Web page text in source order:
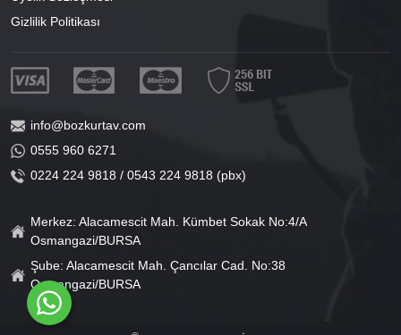
Gizlilik Politikası
info@bozkurtav.com
0555 960 6271
0224 224 9818 / 0543 224 9818 (pbx)
Merkez: Alacamescit Mah. Kümbet Sokak No:4/A
Osmangazi/BURSA
Şube: Alacamescit Mah. Çancılar Cad. No:38
Osmangazi/BURSA